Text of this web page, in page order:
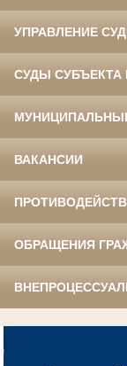
УПРАВЛЕНИЕ
СУДЫ СУБЪЕКТА
ВАКАНСИИ
ОБРАЩЕНИЯ